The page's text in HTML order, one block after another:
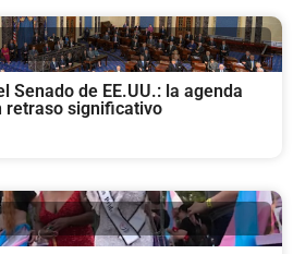
Senado de EE.UU.: la agenda
retraso significativo